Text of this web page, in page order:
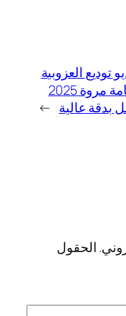
توديع العزوبية
اسامة مروة 2025
بدقة عالية →
الحقول